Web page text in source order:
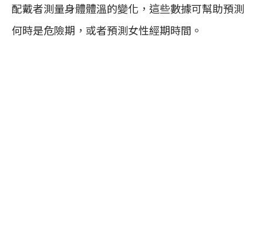
配戴者測量身體體溫的變化，這些數據可幫助預測
何時是危險期，或者預測女性經期時間。